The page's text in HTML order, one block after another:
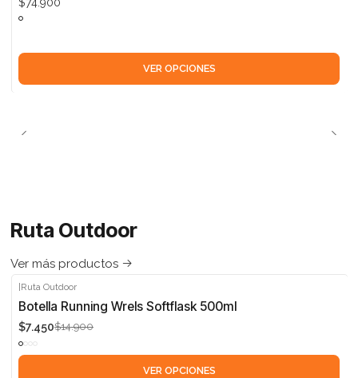
VER OPCIONES
Ruta Outdoor
Ver más productos
-50%
Ruta Outdoor
Botella Running Wrels Softflask 500ml
$7.450$14.900
VER OPCIONES